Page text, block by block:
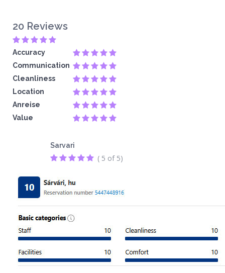
20 Reviews
Accuracy
Communication
Cleanliness
Location
Anreise
Value
Sarvari
( 5 of 5)